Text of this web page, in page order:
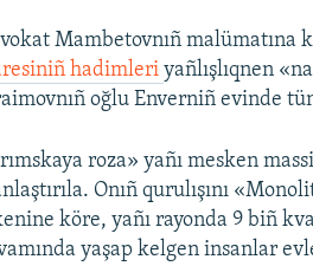
Mambetovnıñ malümatına
hadimleriyañlışlıqnen
oğlu Enverniñ evinde
roza» yañı mesken
Onıñ qurulışını
köre, yañı rayonda 9 biñ
yaşap kelgen insanlar